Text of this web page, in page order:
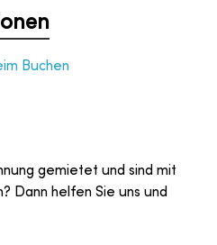
Buchen
gemietet und sind mit
Dann helfen Sie uns und